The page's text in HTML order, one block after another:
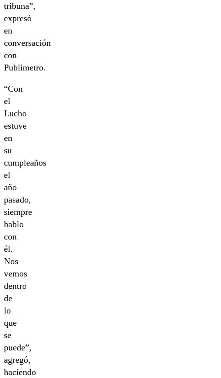
tribuna”,
expresó
en
conversación
con
Publimetro.
“Con
el
Lucho
estuve
en
su
cumpleaños
el
año
pasado,
siempre
hablo
con
él.
Nos
vemos
dentro
de
lo
que
se
puede”,
agregó,
haciendo